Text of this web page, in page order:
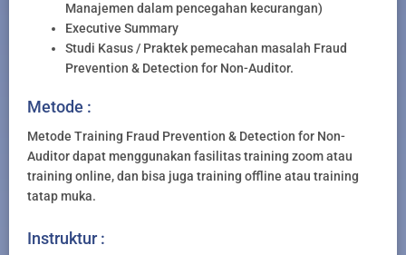
Manajemen dalam pencegahan kecurangan)
Executive Summary
Studi Kasus / Praktek pemecahan masalah Fraud
Prevention & Detection for Non-Auditor.
Metode :
Metode Training Fraud Prevention & Detection for Non-
Auditor dapat menggunakan fasilitas training zoom atau
training online, dan bisa juga training offline atau training
tatap muka.
Instruktur :